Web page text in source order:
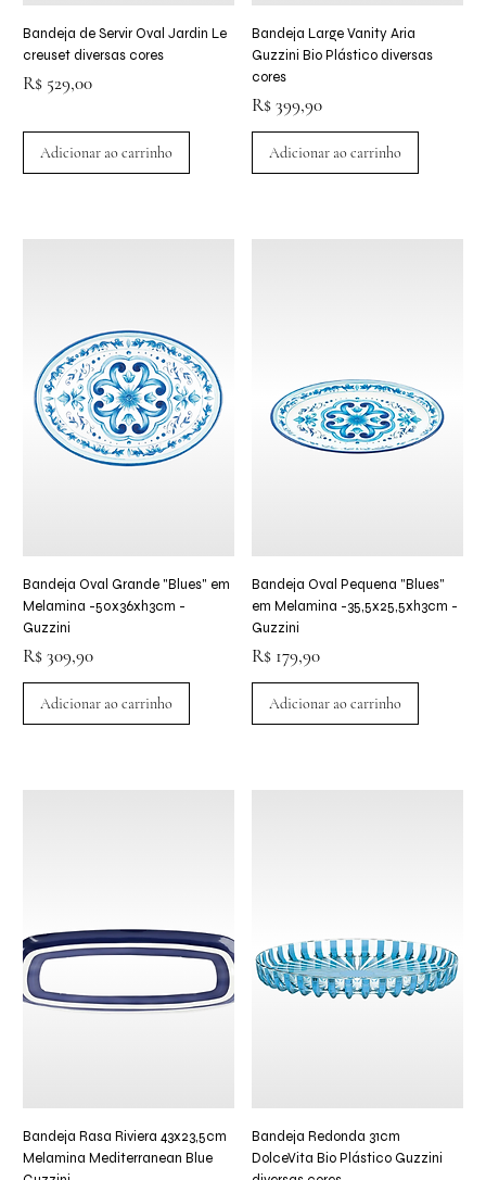
Bandeja de Servir Oval Jardin Le
creuset diversas cores
Preço
R$ 529,00
Adicionar ao carrinho
Bandeja Large Vanity Aria
Guzzini Bio Plástico diversas
cores
Preço
R$ 399,90
Adicionar ao carrinho
Bandeja Oval Grande "Blues" em
Melamina -50x36xh3cm -
Guzzini
Preço
R$ 309,90
Adicionar ao carrinho
Bandeja Oval Pequena "Blues"
em Melamina -35,5x25,5xh3cm -
Guzzini
Preço
R$ 179,90
Adicionar ao carrinho
Bandeja Rasa Riviera 43x23,5cm
Melamina Mediterranean Blue
Bandeja Redonda 31cm
DolceVita Bio Plástico Guzzini